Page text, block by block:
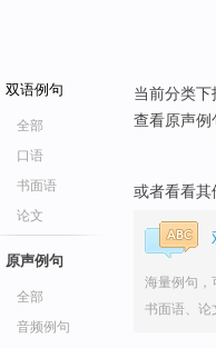
双语例句
全部
口语
书面语
论文
原声例句
全部
音频例句
当前分类下
查看原声例
或者看看其
海量例句，
书面语、论